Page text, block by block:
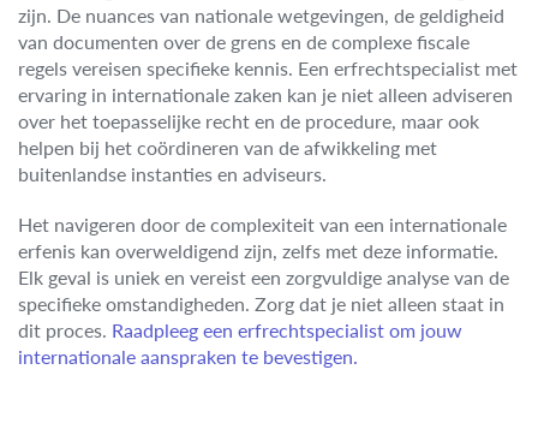
zijn. De nuances van nationale wetgevingen, de geldigheid
van documenten over de grens en de complexe fiscale
regels vereisen specifieke kennis. Een erfrechtspecialist met
ervaring in internationale zaken kan je niet alleen adviseren
over het toepasselijke recht en de procedure, maar ook
helpen bij het coördineren van de afwikkeling met
buitenlandse instanties en adviseurs.
Het navigeren door de complexiteit van een internationale
erfenis kan overweldigend zijn, zelfs met deze informatie.
Elk geval is uniek en vereist een zorgvuldige analyse van de
specifieke omstandigheden. Zorg dat je niet alleen staat in
dit proces. Raadpleeg een erfrechtspecialist om jouw
internationale aanspraken te bevestigen.